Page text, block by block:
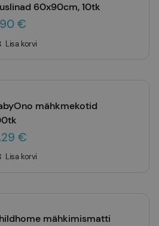
60x90cm, 10tk
€
Lisa korvi
mähkmekotid
€
Lisa korvi
mähkimismatti